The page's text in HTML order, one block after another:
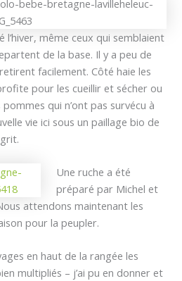
même ceux qui semblaient
de la base. Il y a peu de
facilement. Côté haie les
pour les cueillir et sécher ou
qui n’ont pas survécu à
vie ici sous un paillage bio de
Une ruche a été
préparé par Michel et
attendons maintenant les
pour la peupler.
en haut de la rangée les
multipliés – j’ai pu en donner et